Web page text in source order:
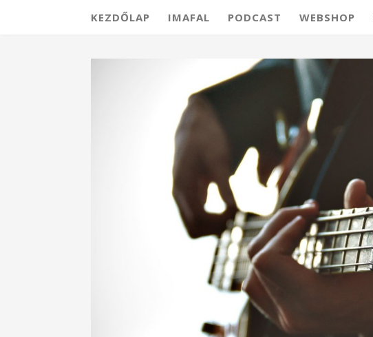
KEZDŐLAP IMAFAL PODCAST WEBSHOP